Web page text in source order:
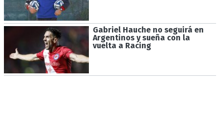
Gabriel Hauche no seguirá en
Argentinos y sueña con la
vuelta a Racing